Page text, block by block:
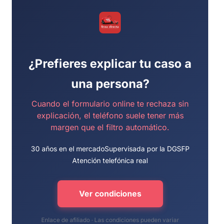
¿Prefieres explicar tu caso a
una persona?
Cuando el formulario online te rechaza sin
explicación, el teléfono suele tener más
margen que el filtro automático.
30 años en el mercadoSupervisada por la DGSFP
Atención telefónica real
Ver condiciones
Enlace de afiliado · Las condiciones pueden variar